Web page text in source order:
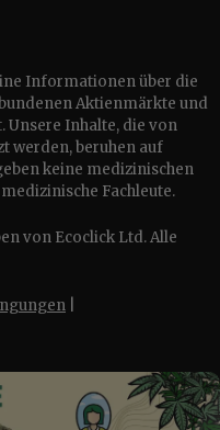
Informationen über die
Aktienmärkte und
Unsere Inhalte, die von
werden, beruhen auf
keine medizinischen
Fachleute.
von Ecoclick Ltd. Alle